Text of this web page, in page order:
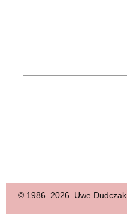
© 1986–2026 Uwe Dudczak